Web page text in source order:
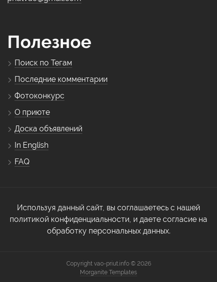
Полезное
Поиск по Тегам
Последние комментарии
Фотоконкурс
О приюте
Доска объявлений
In English
FAQ
Используя данный сайт, вы соглашаетесь с нашей
политикой конфиденциальности, и даете согласие на
обработку персональных данных.
Copyright vao-priut.info © 2026
Morganite Templates